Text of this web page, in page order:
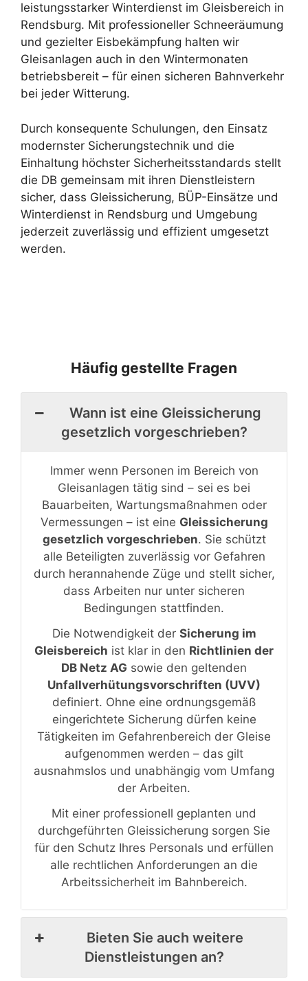
leistungsstarker Winterdienst im Gleisbereich in
Rendsburg. Mit professioneller Schneeräumung
und gezielter Eisbekämpfung halten wir
Gleisanlagen auch in den Wintermonaten
betriebsbereit – für einen sicheren Bahnverkehr
bei jeder Witterung.
Durch konsequente Schulungen, den Einsatz
modernster Sicherungstechnik und die
Einhaltung höchster Sicherheitsstandards stellt
die DB gemeinsam mit ihren Dienstleistern
sicher, dass Gleissicherung, BÜP-Einsätze und
Winterdienst in Rendsburg und Umgebung
jederzeit zuverlässig und effizient umgesetzt
werden.
Häufig gestellte Fragen
Wann ist eine Gleissicherung
gesetzlich vorgeschrieben?
Immer wenn Personen im Bereich von
Gleisanlagen tätig sind – sei es bei
Bauarbeiten, Wartungsmaßnahmen oder
Vermessungen – ist eine Gleissicherung
gesetzlich vorgeschrieben. Sie schützt
alle Beteiligten zuverlässig vor Gefahren
durch herannahende Züge und stellt sicher,
dass Arbeiten nur unter sicheren
Bedingungen stattfinden.
Die Notwendigkeit der Sicherung im
Gleisbereich ist klar in den Richtlinien der
DB Netz AG sowie den geltenden
Unfallverhütungsvorschriften (UVV)
definiert. Ohne eine ordnungsgemäß
eingerichtete Sicherung dürfen keine
Tätigkeiten im Gefahrenbereich der Gleise
aufgenommen werden – das gilt
ausnahmslos und unabhängig vom Umfang
der Arbeiten.
Mit einer professionell geplanten und
durchgeführten Gleissicherung sorgen Sie
für den Schutz Ihres Personals und erfüllen
alle rechtlichen Anforderungen an die
Arbeitssicherheit im Bahnbereich.
Bieten Sie auch weitere
Dienstleistungen an?